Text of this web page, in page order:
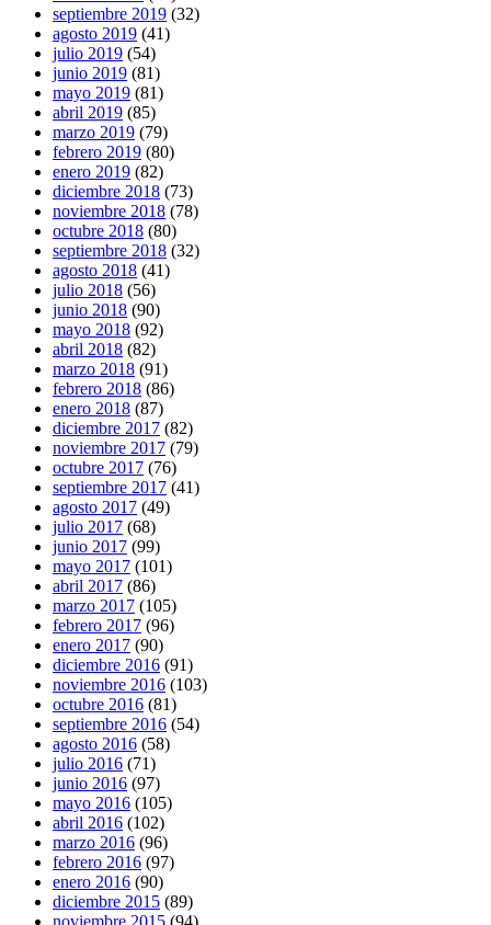
septiembre 2019 (32)
agosto 2019 (41)
julio 2019 (54)
junio 2019 (81)
mayo 2019 (81)
abril 2019 (85)
marzo 2019 (79)
febrero 2019 (80)
enero 2019 (82)
diciembre 2018 (73)
noviembre 2018 (78)
octubre 2018 (80)
septiembre 2018 (32)
agosto 2018 (41)
julio 2018 (56)
junio 2018 (90)
mayo 2018 (92)
abril 2018 (82)
marzo 2018 (91)
febrero 2018 (86)
enero 2018 (87)
diciembre 2017 (82)
noviembre 2017 (79)
octubre 2017 (76)
septiembre 2017 (41)
agosto 2017 (49)
julio 2017 (68)
junio 2017 (99)
mayo 2017 (101)
abril 2017 (86)
marzo 2017 (105)
febrero 2017 (96)
enero 2017 (90)
diciembre 2016 (91)
noviembre 2016 (103)
octubre 2016 (81)
septiembre 2016 (54)
agosto 2016 (58)
julio 2016 (71)
junio 2016 (97)
mayo 2016 (105)
abril 2016 (102)
marzo 2016 (96)
febrero 2016 (97)
enero 2016 (90)
diciembre 2015 (89)
noviembre 2015 (94)